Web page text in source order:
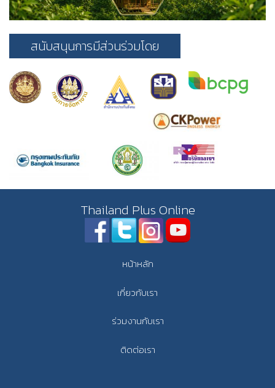
สนับสนุนการมีส่วนร่วมโดย
Thailand Plus Online
หน้าหลัก
เกี่ยวกับเรา
ร่วมงานกับเรา
ติดต่อเรา